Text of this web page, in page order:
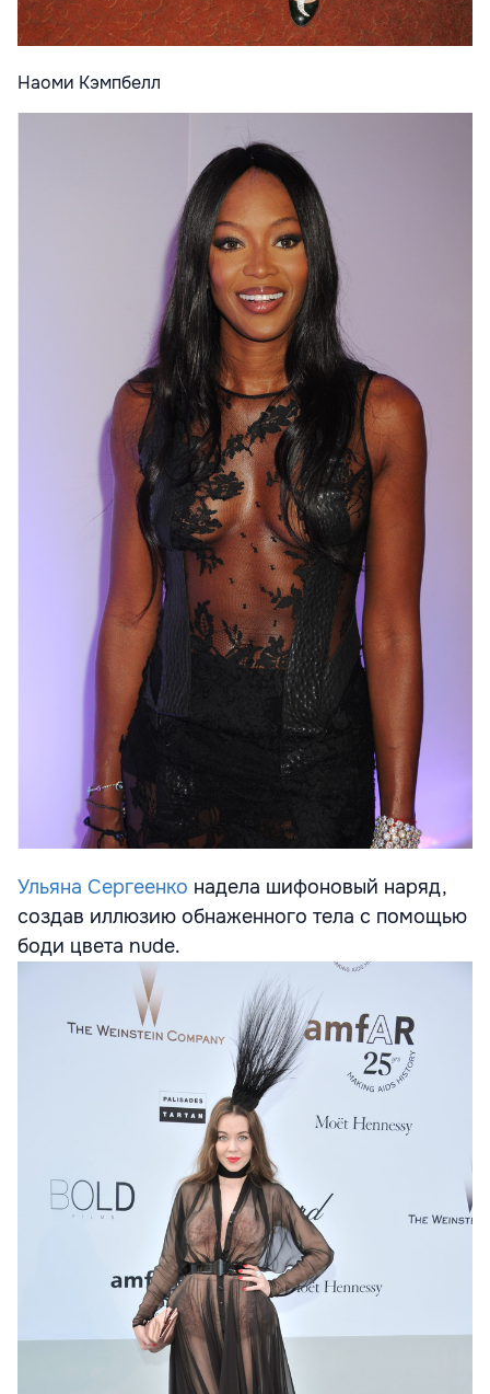
Наоми Кэмпбелл
Ульяна Сергеенко надела шифоновый наряд,
создав иллюзию обнаженного тела с помощью
боди цвета nude.